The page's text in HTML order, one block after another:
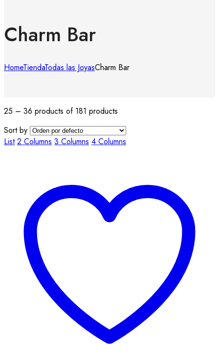
Charm Bar
HomeTiendaTodas las JoyasCharm Bar
25 – 36 products of 181 products
Sort by
List 2 Columns 3 Columns 4 Columns